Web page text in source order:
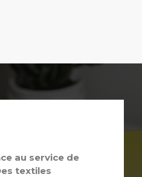
au service de
textiles